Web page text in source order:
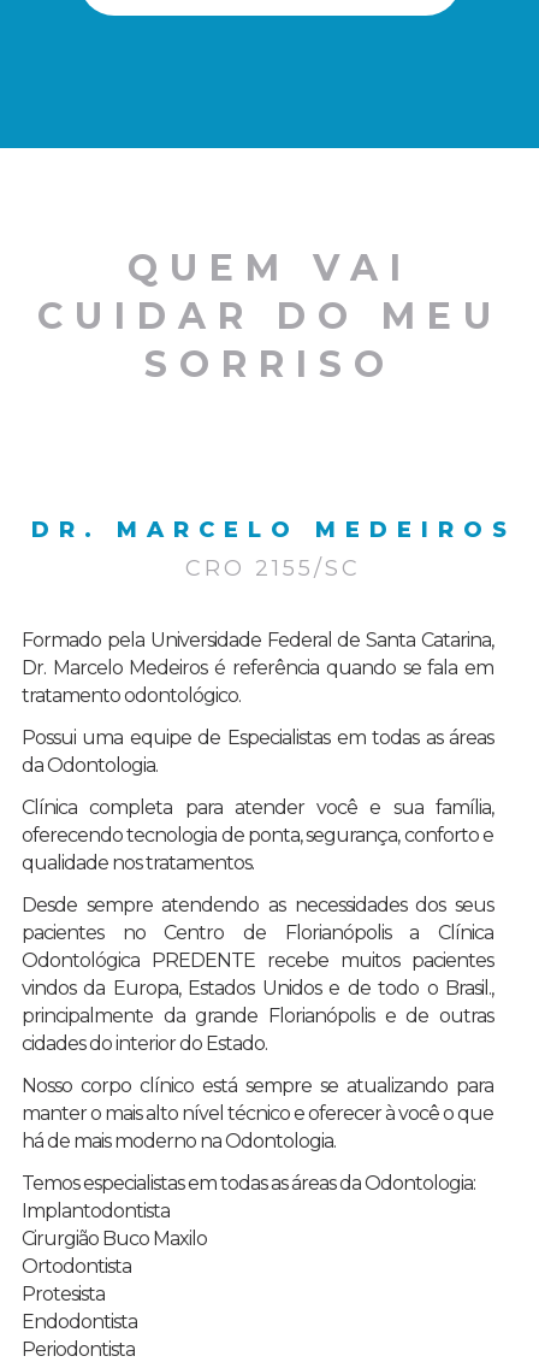
QUEM VAI
CUIDAR DO MEU
SORRISO
DR. MARCELO MEDEIROS
CRO 2155/SC
Formado pela Universidade Federal de Santa Catarina,
Dr. Marcelo Medeiros é referência quando se fala em
tratamento odontológico.
Possui uma equipe de Especialistas em todas as áreas
da Odontologia.
Clínica completa para atender você e sua família,
oferecendo tecnologia de ponta, segurança, conforto e
qualidade nos tratamentos.
Desde sempre atendendo as necessidades dos seus
pacientes no Centro de Florianópolis a Clínica
Odontológica PREDENTE recebe muitos pacientes
vindos da Europa, Estados Unidos e de todo o Brasil.,
principalmente da grande Florianópolis e de outras
cidades do interior do Estado.
Nosso corpo clínico está sempre se atualizando para
manter o mais alto nível técnico e oferecer à você o que
há de mais moderno na Odontologia.
Temos especialistas em todas as áreas da Odontologia:
Implantodontista
Cirurgião Buco Maxilo
Ortodontista
Protesista
Endodontista
Periodontista